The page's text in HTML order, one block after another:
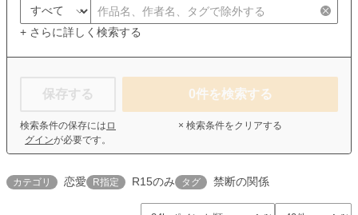
+ さらに詳しく検索する
保存する
検索条件の保存には ロ
グインが必要です。
0件を検索する
× 検索条件をクリアする
カテゴリ 恋愛 R指定 R15のみ タグ 禁断の関係